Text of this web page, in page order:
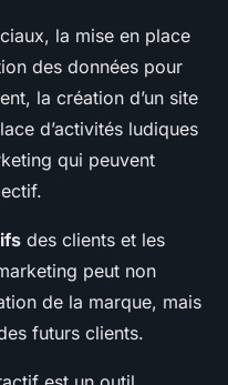
la mise en place
des données pour
la création d’un site
d’activités ludiques
qui peuvent
des clients et les
peut non
de la marque, mais
futurs clients.